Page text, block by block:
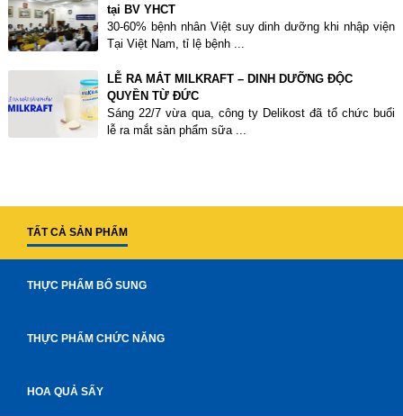
tại BV YHCT
30-60% bệnh nhân Việt suy dinh dưỡng khi nhập viện
Tại Việt Nam, tỉ lệ bệnh ...
LỄ RA MẮT MILKRAFT – DINH DƯỠNG ĐỘC
QUYỀN TỪ ĐỨC
Sáng 22/7 vừa qua, công ty Delikost đã tổ chức buổi
lễ ra mắt sản phẩm sữa ...
TẤT CẢ SẢN PHẨM
THỰC PHẨM BỔ SUNG
THỰC PHẨM CHỨC NĂNG
HOA QUẢ SẤY